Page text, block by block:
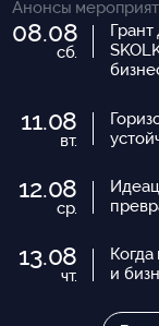
Анонсы
08.08
сб.
11.08
вт.
12.08
ср.
13.08
чт.
и